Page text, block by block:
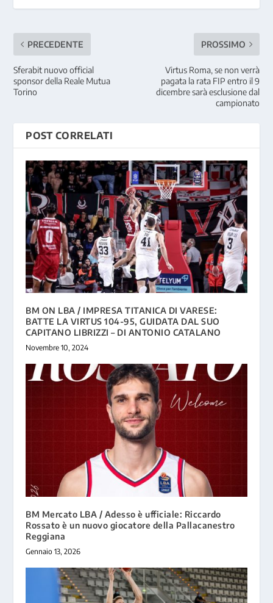
PRECEDENTE
Sferabit nuovo official
sponsor della Reale Mutua
Torino
PROSSIMO
Virtus Roma, se non verrà
pagata la rata FIP entro il 9
dicembre sarà esclusione dal
campionato
POST CORRELATI
BM ON LBA / IMPRESA TITANICA DI VARESE:
BATTE LA VIRTUS 104-95, GUIDATA DAL SUO
CAPITANO LIBRIZZI – DI ANTONIO CATALANO
Novembre 10, 2024
BM Mercato LBA / Adesso è ufficiale: Riccardo
Rossato è un nuovo giocatore della Pallacanestro
Reggiana
Gennaio 13, 2026